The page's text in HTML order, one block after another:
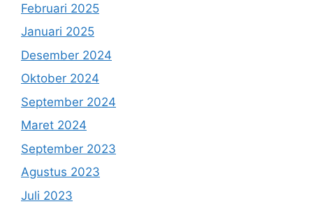
Februari 2025
Januari 2025
Desember 2024
Oktober 2024
September 2024
Maret 2024
September 2023
Agustus 2023
Juli 2023